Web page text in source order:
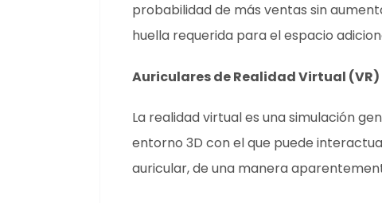
probabilidad de más ventas sin
huella requerida para el espacio
Auriculares de Realidad Virtual (VR)
La realidad virtual es una simulación
entorno 3D con el que puede
auricular, de una manera